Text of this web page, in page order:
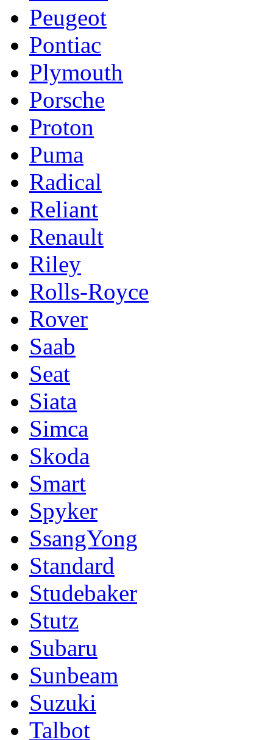
Peugeot
Pontiac
Plymouth
Porsche
Proton
Puma
Radical
Reliant
Renault
Riley
Rolls-Royce
Rover
Saab
Seat
Siata
Simca
Skoda
Smart
Spyker
SsangYong
Standard
Studebaker
Stutz
Subaru
Sunbeam
Suzuki
Talbot